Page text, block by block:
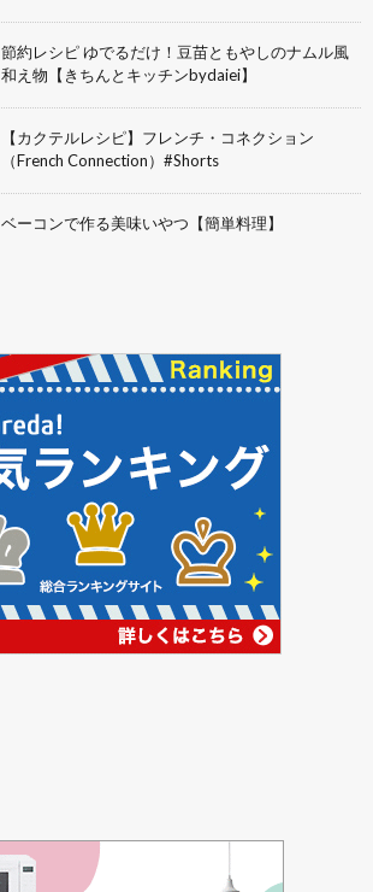
節約レシピ ゆでるだけ！豆苗ともやしのナムル風
和え物【きちんとキッチンbydaiei】
【カクテルレシピ】フレンチ・コネクション
（French Connection）#Shorts
ベーコンで作る美味いやつ【簡単料理】